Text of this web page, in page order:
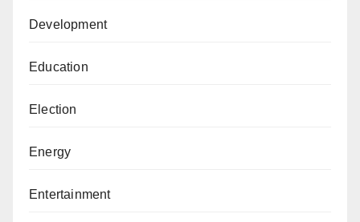
Development
Education
Election
Energy
Entertainment